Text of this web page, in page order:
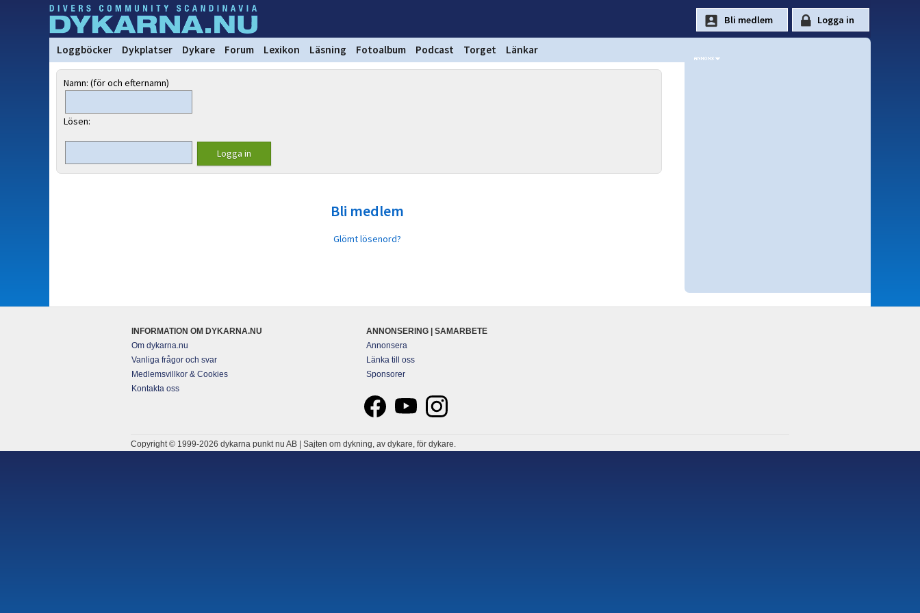
Loggböcker Dykplatser Dykare Forum Lexikon Läsning Fotoalbum Podcast Torget Länkar
Namn: (för och efternamn)
Lösen:
Bli medlem
Glömt lösenord?
INFORMATION OM DYKARNA.NU
Om dykarna.nu
Vanliga frågor och svar
Medlemsvillkor & Cookies
Kontakta oss
ANNONSERING | SAMARBETE
Annonsera
Länka till oss
Sponsorer
Copyright © 1999-2026 dykarna punkt nu AB | Sajten om dykning, av dykare, för dykare.